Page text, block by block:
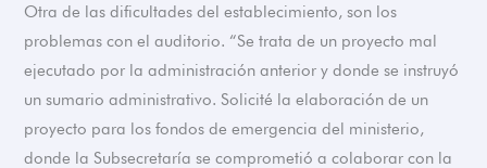
Otra de las dificultades del establecimiento, son los
problemas con el auditorio. “Se trata de un proyecto mal
ejecutado por la administración anterior y donde se instruyó
un sumario administrativo. Solicité la elaboración de un
proyecto para los fondos de emergencia del ministerio,
donde la Subsecretaría se comprometió a colaborar con la